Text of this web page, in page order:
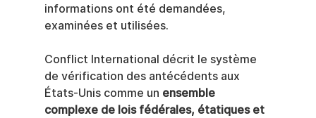
informations ont été demandées,
examinées et utilisées.
Conflict International décrit le système
de vérification des antécédents aux
États-Unis comme un ensemble
complexe de lois fédérales, étatiques et